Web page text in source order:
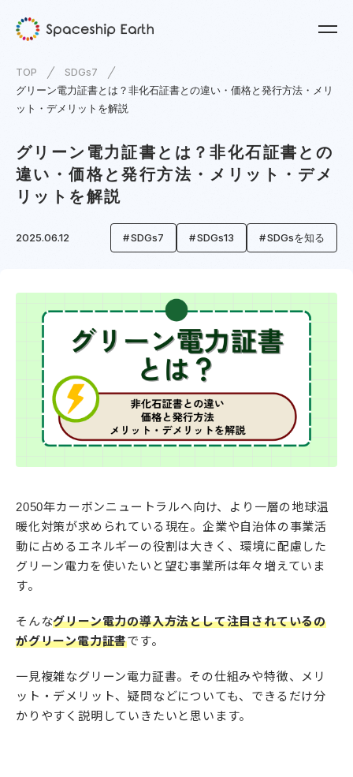
TOP
SDGs7
グリーン電力証書とは？非化石証書との違い・価格と発行方法・メリ
ット・デメリットを解説
グリーン電力証書とは？非化石証書との
違い・価格と発行方法・メリット・デメ
リットを解説
2025.06.12 SDGs7 SDGs13 SDGsを知る
2050年カーボンニュートラルへ向け、より一層の地球温
暖化対策が求められている現在。企業や自治体の事業活
動に占めるエネルギーの役割は大きく、環境に配慮した
グリーン電力を使いたいと望む事業所は年々増えていま
す。
そんなグリーン電力の導入方法として注目されているの
がグリーン電力証書です。
一見複雑なグリーン電力証書。その仕組みや特徴、メリ
ット・デメリット、疑問などについても、できるだけ分
かりやすく説明していきたいと思います。